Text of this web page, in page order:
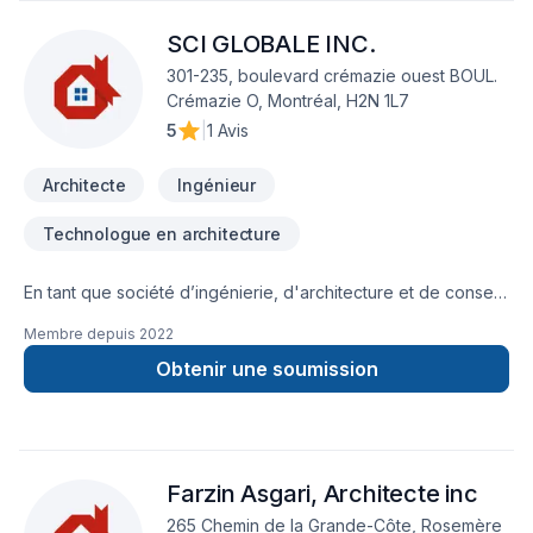
SCI GLOBALE INC.
301-235, boulevard crémazie ouest BOUL.
Crémazie O, Montréal, H2N 1L7
5
1 Avis
Architecte Ingénieur
Technologue en architecture
En tant que société d’ingénierie, d'architecture et de conseil
été de mettre notre expérience, notre passion et notre
expertise au service de nos clients, afin de leur offrir des
solutions adaptées à leurs besoins et attentes
fondée en 2003 par Enrique Gabriel Juncos, D.E.S.S. ing.,
ingénieur civil ayant acquis une vaste expérience à travers
Membre depuis 2022
Obtenir une soumission
Farzin Asgari, Architecte inc
265 Chemin de la Grande-Côte, Rosemère